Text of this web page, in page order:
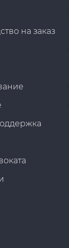
на заказ